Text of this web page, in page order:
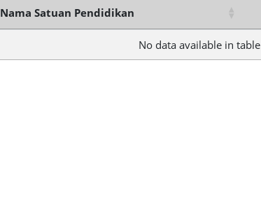
Nama Satuan Pendidikan
No data available in table